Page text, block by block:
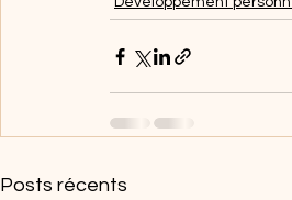
Posts récents